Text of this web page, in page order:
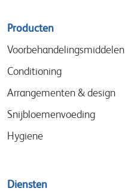
Sitemap
menu
Producten
Voorbehandelingsmiddelen
Conditioning
Arrangementen & design
Snijbloemenvoeding
Hygiene
Diensten